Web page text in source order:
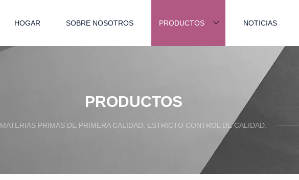
HOGAR SOBRE NOSOTROS PRODUCTOS NOTICIAS
PRODUCTOS
MATERIAS PRIMAS DE PRIMERA CALIDAD, ESTRICTO CONTROL DE CALIDAD.